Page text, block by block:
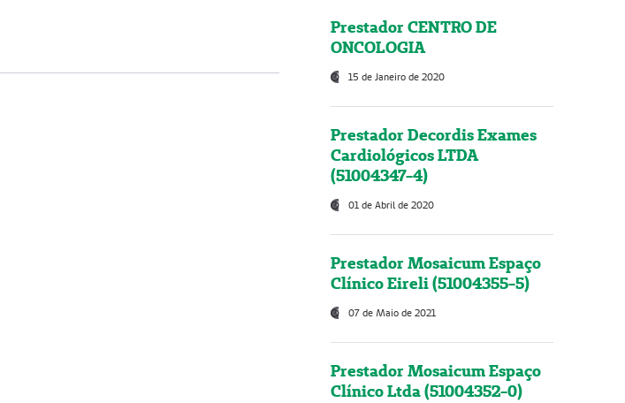
Prestador CENTRO DE
ONCOLOGIA
15 de Janeiro de 2020
Prestador Decordis Exames
Cardiológicos LTDA
(51004347-4)
01 de Abril de 2020
Prestador Mosaicum Espaço
Clínico Eireli (51004355-5)
07 de Maio de 2021
Prestador Mosaicum Espaço
Clínico Ltda (51004352-0)